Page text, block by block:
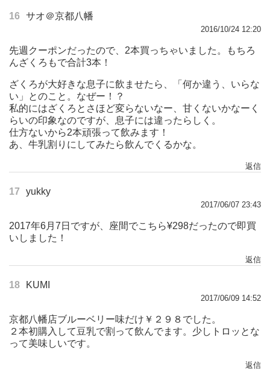
16 サオ＠京都八幡
2016/10/24 12:20
先週クーポンだったので、2本買っちゃいました。もちろ
んざくろもで合計3本！
ざくろが大好きな息子に飲ませたら、「何か違う、いらな
い」とのこと。なぜー！？
私的にはざくろとさほど変らないなー、甘くないかなーく
らいの印象なのですが、息子には違ったらしく。
仕方ないから2本頑張って飲みます！
あ、牛乳割りにしてみたら飲んでくるかな。
返信
17 yukky
2017/06/07 23:43
2017年6月7日ですが、座間でこちら¥298だったので即買
いしました！
返信
18 KUMI
2017/06/09 14:52
京都八幡店ブルーベリー味だけ￥２９８でした。
２本初購入して豆乳で割って飲んでます。少しトロッとな
って美味しいです。
返信